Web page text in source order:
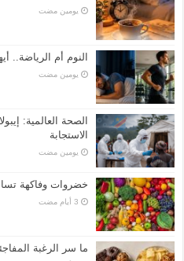
‏يومين مضت
النوم أم الرياضة..
‏يومين مضت
الصحة العالمية:
الاستجابة
‏يومين مضت
خضروات وفاكهة
ما سر الرغبة